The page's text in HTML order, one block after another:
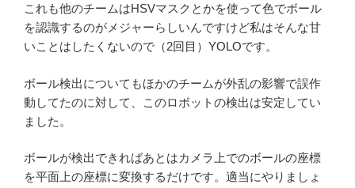
これも他のチームはHSVマスクとかを使って色でボール
を認識するのがメジャーらしいんですけど私はそんな甘
いことはしたくないので（2回目）YOLOです。
ボール検出についてもほかのチームが外乱の影響で誤作
動してたのに対して、このロボットの検出は安定してい
ました。
ボールが検出できればあとはカメラ上でのボールの座標
を平面上の座標に変換するだけです。適当にやりましょ